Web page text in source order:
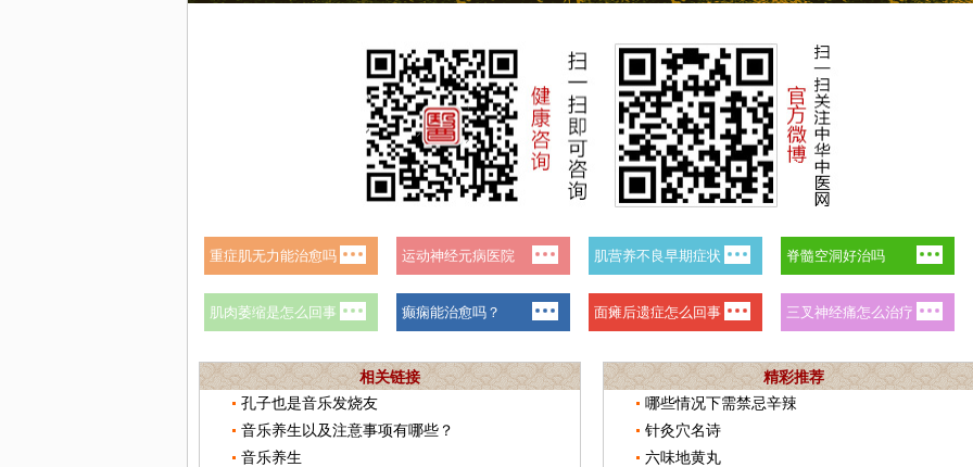
相关链接
孔子也是音乐发烧友
音乐养生以及注意事项有哪些？
音乐养生
精彩推荐
哪些情况下需禁忌辛辣
针灸穴名诗
六味地黄丸